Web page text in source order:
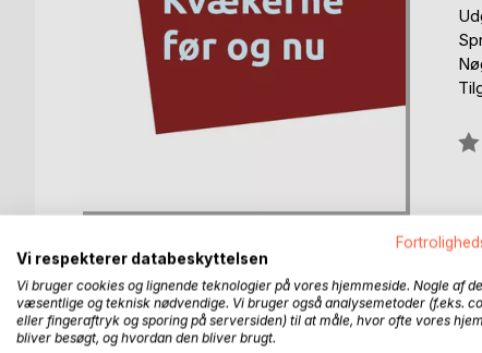
BESKRIVELSE FORFATTER
Vi respekterer databeskyttelsen
Vi bruger cookies og lignende teknologier på vores hjemmeside. Nogle af
væsentlige og teknisk nødvendige. Vi bruger også analysemetoder (f.eks.
eller fingeraftryk og sporing på serversiden) til at måle, hvor ofte vores
bliver besøgt, og hvordan den bliver brugt.